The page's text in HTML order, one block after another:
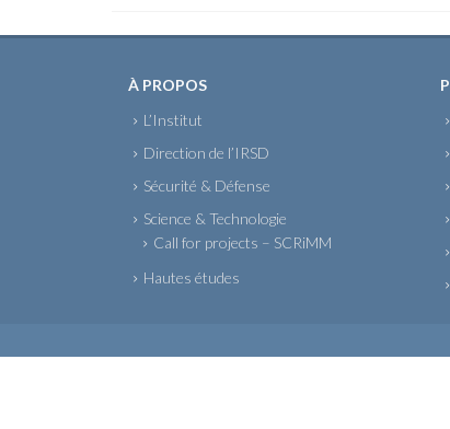
À PROPOS
L’Institut
Direction de l’IRSD
Sécurité & Défense
Science & Technologie
Call for projects – SCRiMM
Hautes études